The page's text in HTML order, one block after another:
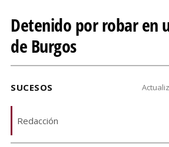
Detenido por robar en
de Burgos
SUCESOS
Redacción